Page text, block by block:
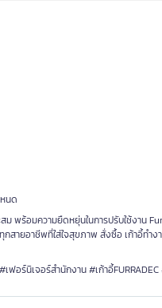
นด
พร้อมความยืดหยุ่นในการปรับใช้งาน
กสายอาชีพที่ใส่ใจสุขภาพ สั่งซื้อ เก้าอี้
อร์นิเจอร์สำนักงาน #เก้าอี้FURRADEC